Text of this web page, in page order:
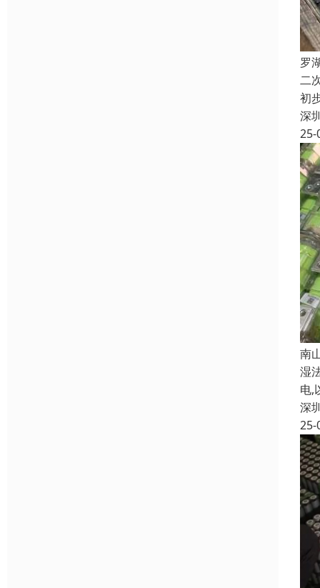
罗
二
初
深
25-
南
湿
电,
深
25-